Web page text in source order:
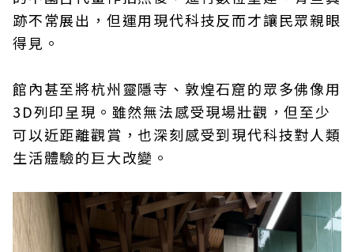
跡不常展出，但運用現代科技反而才讓民眾親眼
得見。
館內甚至將杭州靈隱寺、敦煌石窟的眾多佛像用
3D列印呈現。雖然無法感受現場壯觀，但至少
可以近距離觀賞，也深刻感受到現代科技對人類
生活體驗的巨大改變。